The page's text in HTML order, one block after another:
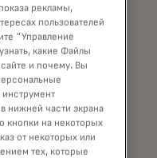
для
tab
с
рекламы,
пользователей
"Управление
какие Файлы
и почему. Вы
инструмент
нижней части экрана
кнопки на некоторых
от некоторых или
тех, которые